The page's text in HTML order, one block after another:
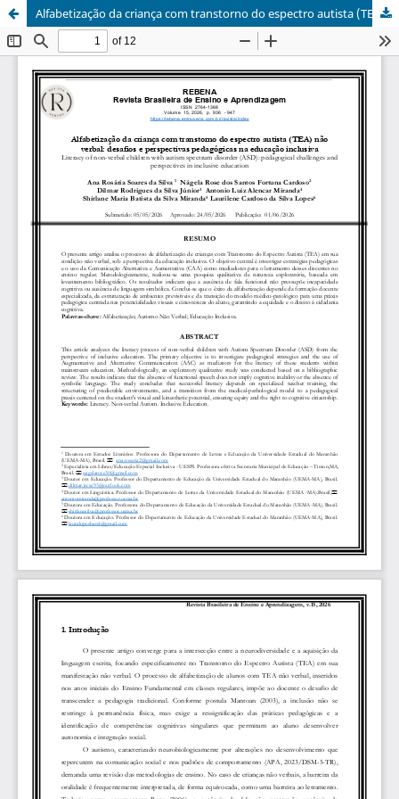
Alfabetização da criança com transtorno do espectro autista (TEA) não verbal